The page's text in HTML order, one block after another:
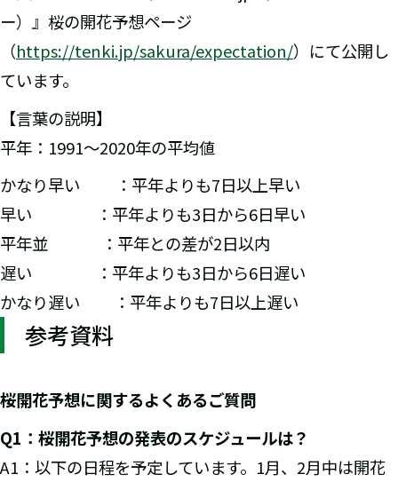
ー）』桜の開花予想ページ
（https://tenki.jp/sakura/expectation/）にて公開し
ています。
【言葉の説明】
平年：1991～2020年の平均値
かなり早い ：平年よりも7日以上早い
早い ：平年よりも3日から6日早い
平年並 ：平年との差が2日以内
遅い ：平年よりも3日から6日遅い
かなり遅い ：平年よりも7日以上遅い
参考資料
桜開花予想に関するよくあるご質問
Q1 ：桜開花予想の発表のスケジュールは？
A1：以下の日程を予定しています。1月、2月中は開花